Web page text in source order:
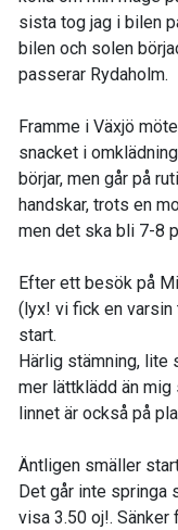
sista tog jag i bilen
bilen och solen
passerar Rydaholm.
Framme i Växjö
snacket i
börjar, men går på
handskar, trots en
men det ska bli 7-8
Efter ett besök på
(lyx! vi fick en
start.
Härlig stämning, lite
mer lättklädd än mig
linnet är också på
Äntligen smäller
Det går inte springa
visa 3.50 oj!. Sänker